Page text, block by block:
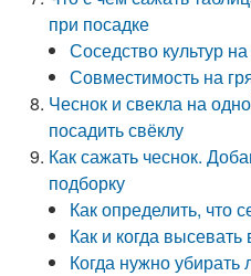
при посадке
Соседство культур
Совместимость на
Чеснок и свекла на
посадить свёклу
Как сажать чеснок.
подборку
Как определить, что
Как и когда
Когда нужно убирать